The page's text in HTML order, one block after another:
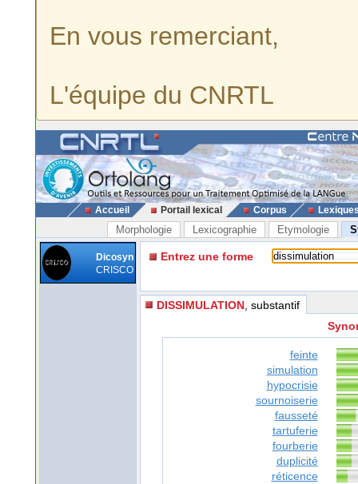
En vous remerciant,
L'équipe du CNRTL
Accueil Portail lexical Corpus
Morphologie Lexicographie Etymologie
Dicosyn
CRISCO
Entrez une forme
DISSIMULATION , substantif
feinte
simulation
hypocrisie
sournoiserie
fausseté
tartuferie
fourberie
duplicité
réticence